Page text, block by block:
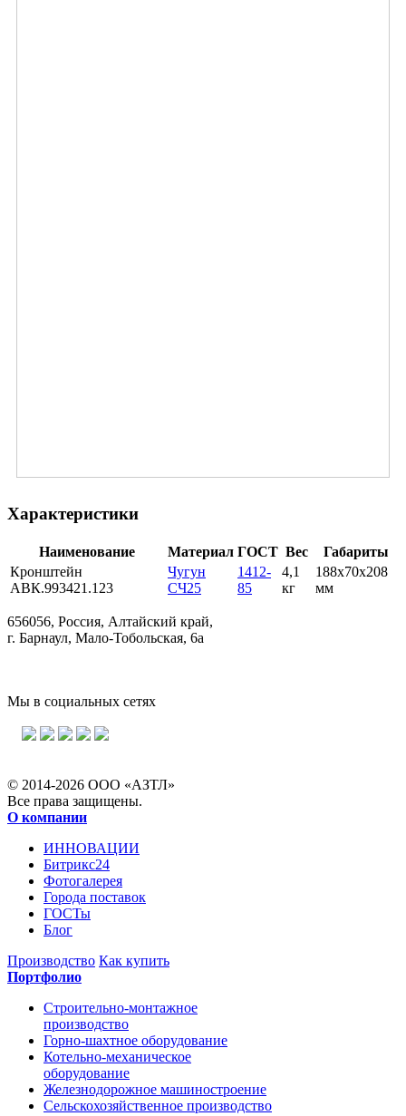
Характеристики
Наименование Материал ГОСТ Вес
Габариты
Кронштейн
АВК.993421.123
Чугун
СЧ25
1412-
85
4,1
кг
188х70х208
мм
656056, Россия, Алтайский край,
г. Барнаул, Мало-Тобольская, 6а
Мы в социальных сетях
© 2014-2026 ООО «АЗТЛ»
Все права защищены.
О компании
ИННОВАЦИИ
Битрикс24
Фотогалерея
Города поставок
ГОСТы
Блог
Производство Как купить
Портфолио
Строительно-монтажное
производство
Горно-шахтное оборудование
Котельно-механическое
оборудование
Железнодорожное машиностроение
Сельскохозяйственное производство